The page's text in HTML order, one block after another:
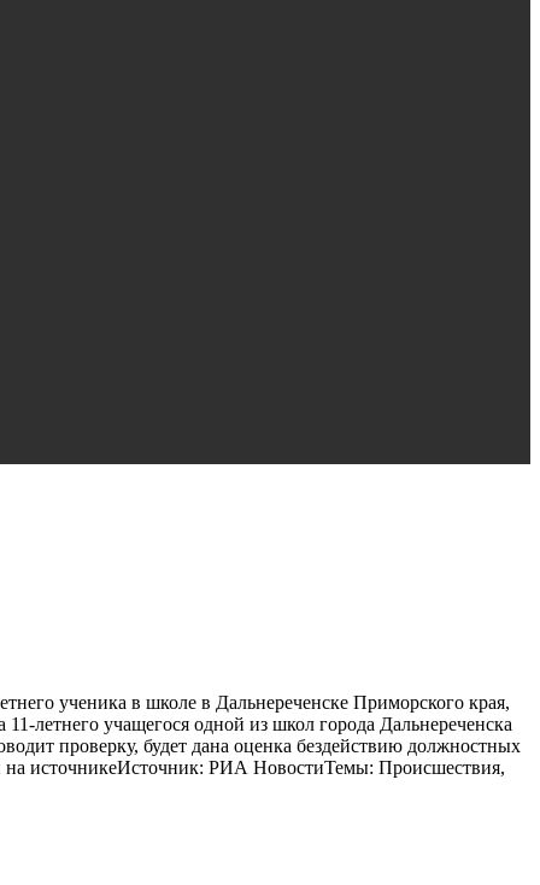
ученика в школе в Дальнереченске Приморского края,
летнего учащегося одной из школ города Дальнереченска
проверку, будет дана оценка бездействию должностных
на источникеИсточник: РИА НовостиТемы: Происшествия,